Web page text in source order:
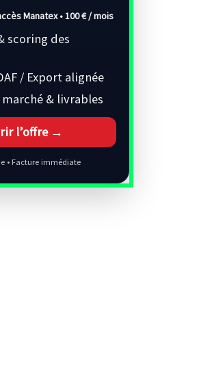
Manatex •100 € / mois
scoring des
/ Export alignée
marché & livrables
l’offre →
• Facture immédiate